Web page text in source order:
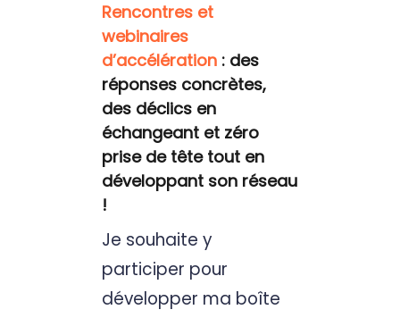
Rencontres et
webinaires
d’accélération: des
réponses concrètes,
des déclics en
échangeant et zéro
prise de tête tout en
développant son réseau
!
Je souhaite y
participer pour
développer ma boîte